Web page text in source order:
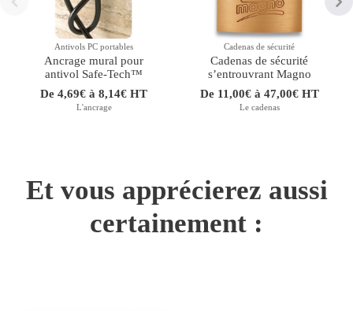
Antivols PC portables
Ancrage mural pour
antivol Safe-Tech™
De 4,69€ à 8,14€ HT
L'ancrage
Cadenas de sécurité
Cadenas de sécurité
sʼentrouvrant Magno
De 11,00€ à 47,00€ HT
Le cadenas
Et vous apprécierez aussi
certainement :